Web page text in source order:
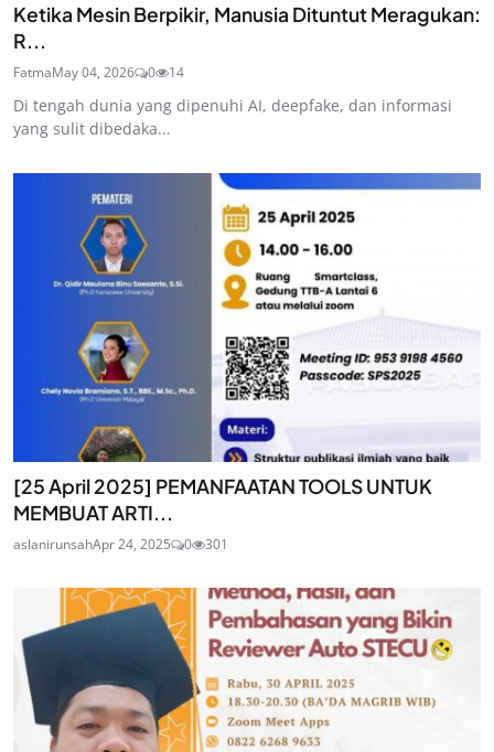
Ketika Mesin Berpikir, Manusia Dituntut Meragukan:
R...
FatmaMay 04, 2026 0 14
Di tengah dunia yang dipenuhi AI, deepfake, dan informasi
yang sulit dibedaka...
[25 April 2025] PEMANFAATAN TOOLS UNTUK
MEMBUAT ARTI...
aslanirunsahApr 24, 2025 0 301